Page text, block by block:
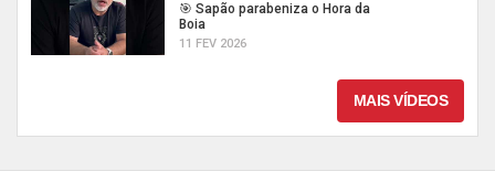
🎯 Sapão parabeniza o Hora da
Boia
11 FEV 2026
MAIS VÍDEOS